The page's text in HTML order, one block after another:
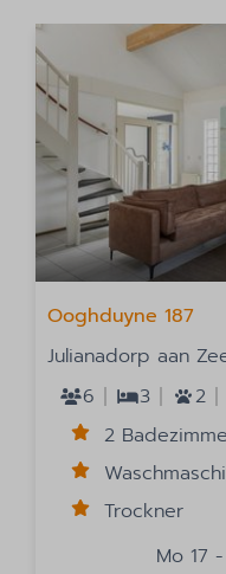
Ooghduyne 187
Julianadorp aan
6
3 2
2
Trockner
Mo 17